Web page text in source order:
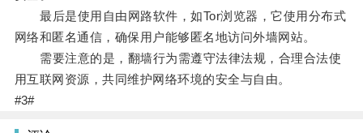
最后是使用自由网路软件，如Tor浏览器，它使用分布式
网络和匿名通信，确保用户能够匿名地访问外墙网站。
需要注意的是，翻墙行为需遵守法律法规，合理合法使
用互联网资源，共同维护网络环境的安全与自由。
#3#